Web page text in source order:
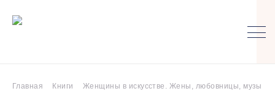
Главная Книги Женщины в искусстве. Жены, любовницы, музы